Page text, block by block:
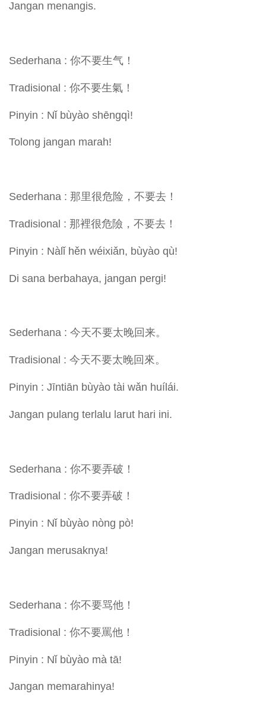
Jangan menangis.
Sederhana : 你不要生气！
Tradisional : 你不要生氣！
Pinyin : Nǐ bùyào shēngqì!
Tolong jangan marah!
Sederhana : 那里很危险，不要去！
Tradisional : 那裡很危險，不要去！
Pinyin : Nàlǐ hěn wéixiǎn, bùyào qù!
Di sana berbahaya, jangan pergi!
Sederhana : 今天不要太晚回来。
Tradisional : 今天不要太晚回來。
Pinyin : Jīntiān bùyào tài wǎn huílái.
Jangan pulang terlalu larut hari ini.
Sederhana : 你不要弄破！
Tradisional : 你不要弄破！
Pinyin : Nǐ bùyào nòng pò!
Jangan merusaknya!
Sederhana : 你不要骂他！
Tradisional : 你不要罵他！
Pinyin : Nǐ bùyào mà tā!
Jangan memarahinya!